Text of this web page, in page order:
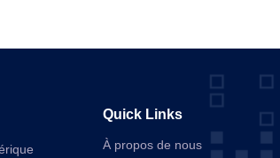
Quick Links
À propos de nous